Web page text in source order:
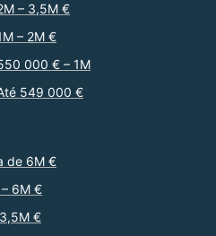
– 3,5M €
– 2M €
000 € – 1M
549 000 €
de 6M €
6M €
€